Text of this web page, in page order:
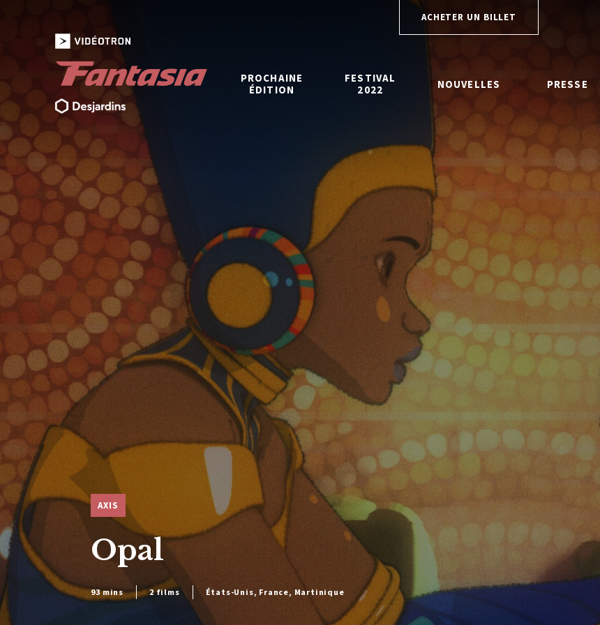
ACHETER UN BILLET
PROCHAINE
ÉDITION
FESTIVAL
2022
NOUVELLES PRESSE
AXIS
Opal
93 mins 2 films États-Unis, France, Martinique